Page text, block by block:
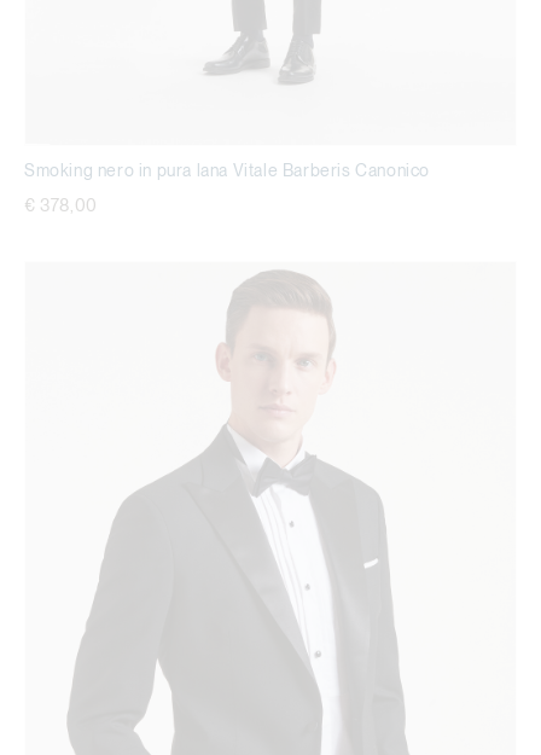
Smoking nero in pura lana Vitale Barberis Canonico
€ 378,00